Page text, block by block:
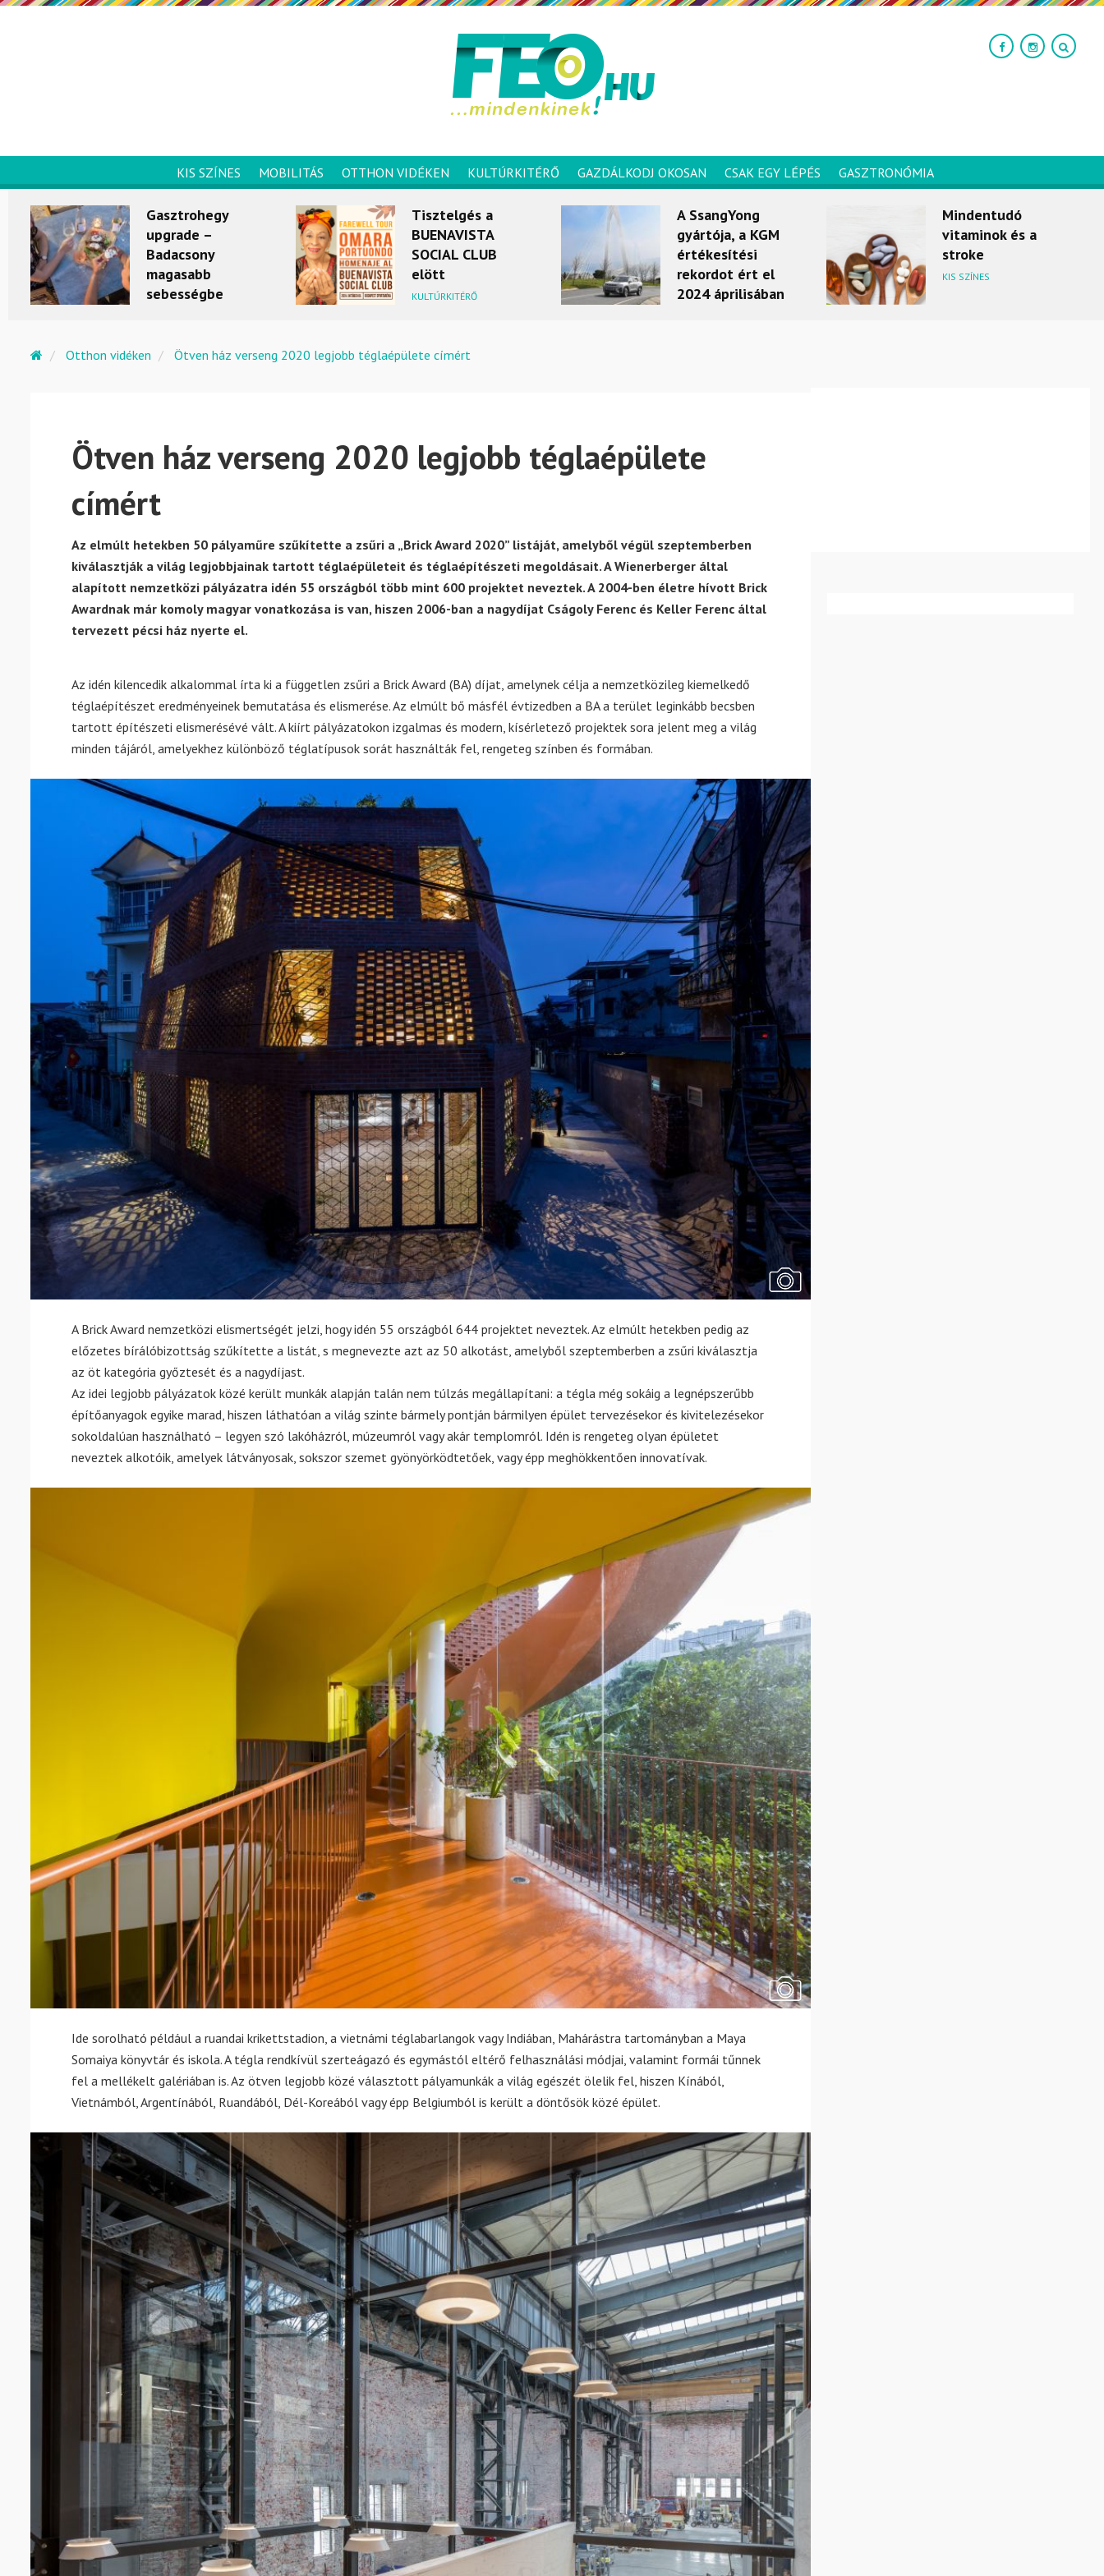
KIS SZÍNES MOBILITÁS OTTHON VIDÉKEN KULTÚRKITÉRŐ GAZDÁLKODJ OKOSAN CSAK EGY LÉPÉS GASZTRONÓMIA
Gasztrohegy
upgrade –
Badacsony
magasabb
sebességbe
Tisztelgés a
BUENAVISTA
SOCIAL CLUB
elött
KULTÚRKITÉRŐ
A SsangYong
gyártója, a KGM
értékesítési
rekordot ért el
2024 áprilisában
Mindentudó
vitaminok és a
stroke
KIS SZÍNES
Otthon vidéken Ötven ház verseng 2020 legjobb téglaépülete címért
Ötven ház verseng 2020 legjobb téglaépülete
címért
Az elmúlt hetekben 50 pályaműre szűkítette a zsűri a „Brick Award 2020” listáját, amelyből végül szeptemberben
kiválasztják a világ legjobbjainak tartott téglaépületeit és téglaépítészeti megoldásait. A Wienerberger által
alapított nemzetközi pályázatra idén 55 országból több mint 600 projektet neveztek. A 2004-ben életre hívott Brick
Awardnak már komoly magyar vonatkozása is van, hiszen 2006-ban a nagydíjat Cságoly Ferenc és Keller Ferenc által
tervezett pécsi ház nyerte el.
Az idén kilencedik alkalommal írta ki a független zsűri a Brick Award (BA) díjat, amelynek célja a nemzetközileg kiemelkedő
téglaépítészet eredményeinek bemutatása és elismerése. Az elmúlt bő másfél évtizedben a BA a terület leginkább becsben
tartott építészeti elismerésévé vált. A kiírt pályázatokon izgalmas és modern, kísérletező projektek sora jelent meg a világ
minden tájáról, amelyekhez különböző téglatípusok sorát használták fel, rengeteg színben és formában.
A Brick Award nemzetközi elismertségét jelzi, hogy idén 55 országból 644 projektet neveztek. Az elmúlt hetekben pedig az
előzetes bírálóbizottság szűkítette a listát, s megnevezte azt az 50 alkotást, amelyből szeptemberben a zsűri kiválasztja
az öt kategória győztesét és a nagydíjast.
Az idei legjobb pályázatok közé került munkák alapján talán nem túlzás megállapítani: a tégla még sokáig a legnépszerűbb
építőanyagok egyike marad, hiszen láthatóan a világ szinte bármely pontján bármilyen épület tervezésekor és kivitelezésekor
sokoldalúan használható – legyen szó lakóházról, múzeumról vagy akár templomról. Idén is rengeteg olyan épületet
neveztek alkotóik, amelyek látványosak, sokszor szemet gyönyörködtetőek, vagy épp meghökkentően innovatívak.
Ide sorolható például a ruandai krikettstadion, a vietnámi téglabarlangok vagy Indiában, Mahárástra tartományban a Maya
Somaiya könyvtár és iskola. A tégla rendkívül szerteágazó és egymástól eltérő felhasználási módjai, valamint formái tűnnek
fel a mellékelt galériában is. Az ötven legjobb közé választott pályamunkák a világ egészét ölelik fel, hiszen Kínából,
Vietnámból, Argentínából, Ruandából, Dél-Koreából vagy épp Belgiumból is került a döntősök közé épület.